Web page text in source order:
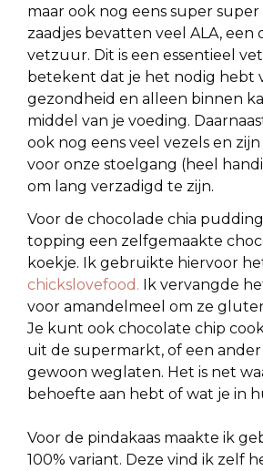
maar ook nog eens super super
zaadjes bevatten veel ALA, een
vetzuur. Dit is een essentieel
betekent dat je het nodig hebt
gezondheid en alleen binnen
middel van je voeding.
ook nog eens veel vezels en
voor onze stoelgang (heel
om lang verzadigd te zijn.
Voor de chocolade chia
topping een zelfgemaakte
koekje. Ik gebruikte hiervoor
chickslovefood. Ik vervangde
voor amandelmeel om ze
Je kunt ook chocolate chip
uit de supermarkt, of een ander
gewoon weglaten. Het is net
behoefte aan hebt of wat je in
Voor de pindakaas maakte ik
100% variant. Deze vind ik zelf